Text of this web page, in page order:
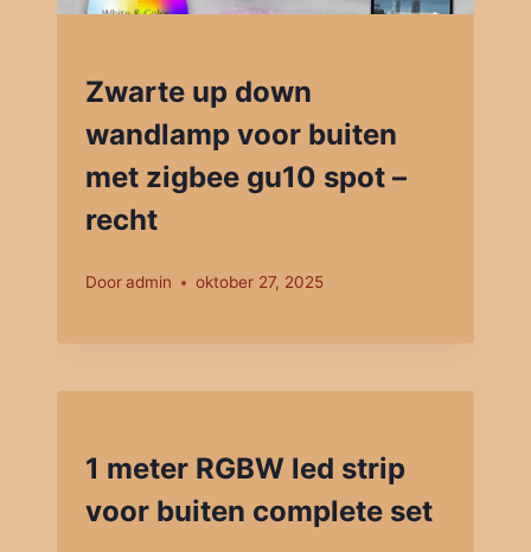
Zwarte up down
wandlamp voor buiten
met zigbee gu10 spot –
recht
Dooradmin oktober 27, 2025
1 meter RGBW led strip
voor buiten complete set